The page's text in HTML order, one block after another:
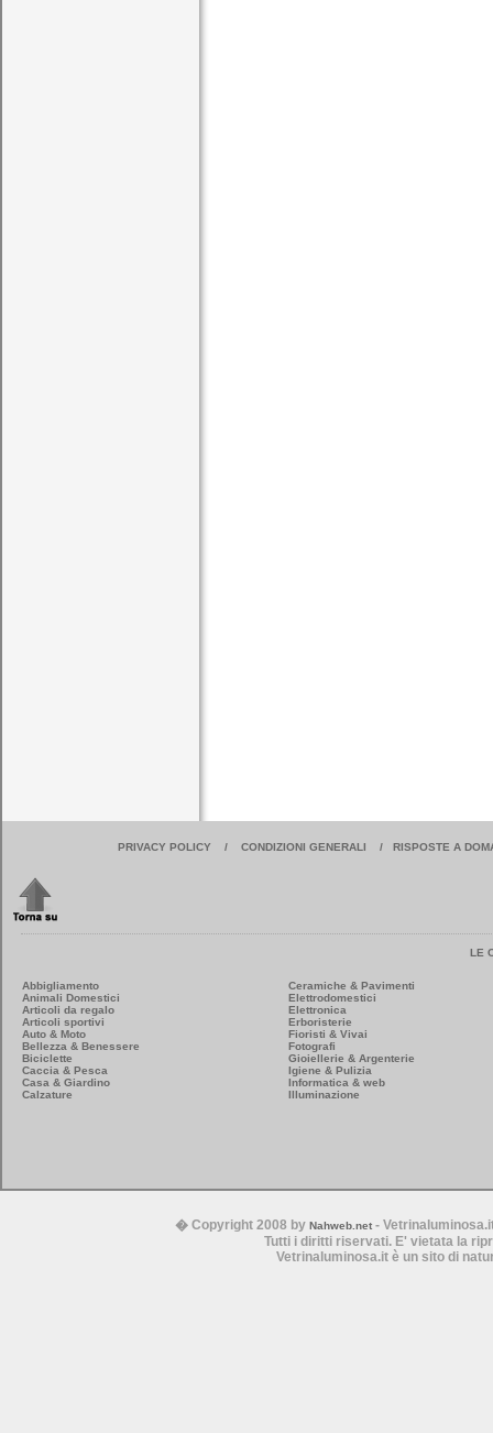
PRIVACY POLICY / CONDIZIONI GENERALI / RISPOSTE A
LE
Abbigliamento
Animali Domestici
Articoli da regalo
Articoli sportivi
Auto & Moto
Bellezza & Benessere
Biciclette
Caccia & Pesca
Casa & Giardino
Calzature
Ceramiche & Pavimenti
Elettrodomestici
Elettronica
Erboristerie
Fioristi & Vivai
Fotografi
Gioiellerie & Argenterie
Igiene & Pulizia
Informatica & web
Illuminazione
� Copyright 2008 by Nahweb.net-
Tutti i diritti riservati. E' vietata la
Vetrinaluminosa.it è un sito di